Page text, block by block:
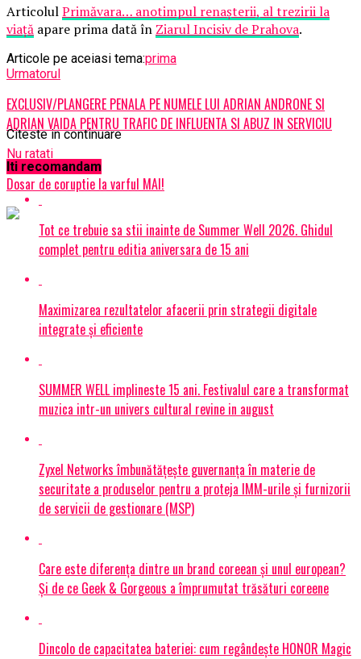
ArticolulPrimăvara… anotimpul renașterii, al trezirii la
viață apare prima dată în Ziarul Incisiv de Prahova.
Articole pe aceiasi tema:prima
Urmatorul
EXCLUSIV/PLANGERE PENALA PE NUMELE LUI ADRIAN ANDRONE SI
ADRIAN VAIDA PENTRU TRAFIC DE INFLUENTA SI ABUZ IN SERVICIU
Nu ratati
Dosar de coruptie la varful MAI!
Citeste in continuare
Iti recomandam
Tot ce trebuie sa stii inainte de Summer Well 2026. Ghidul
complet pentru editia aniversara de 15 ani
Maximizarea rezultatelor afacerii prin strategii digitale
integrate și eficiente
SUMMER WELL implineste 15 ani. Festivalul care a transformat
muzica intr-un univers cultural revine in august
Zyxel Networks îmbunătățește guvernanța în materie de
securitate a produselor pentru a proteja IMM-urile și furnizorii
de servicii de gestionare (MSP)
Care este diferența dintre un brand coreean și unul european?
Și de ce Geek & Gorgeous a împrumutat trăsături coreene
Dincolo de capacitatea bateriei: cum regândește HONOR Magic